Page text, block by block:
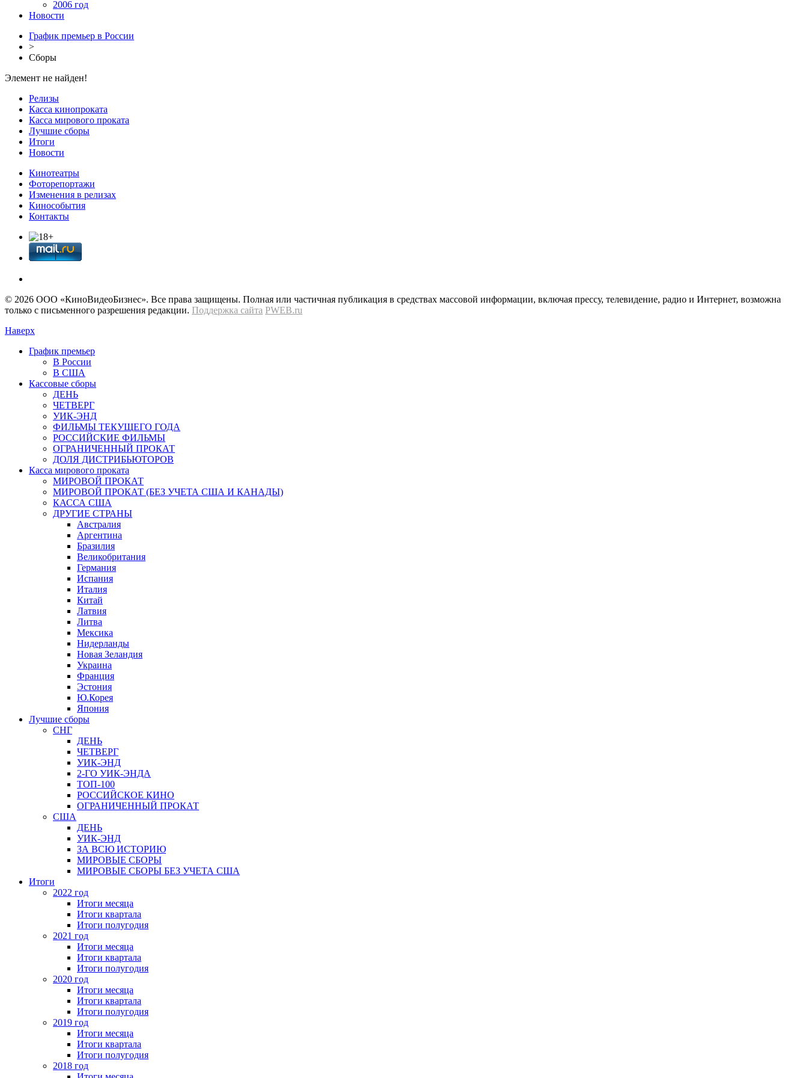
2006 год
Новости
График премьер в России
>
Сборы
Элемент не найден!
Релизы
Касса кинопроката
Касса мирового проката
Лучшие сборы
Итоги
Новости
Кинотеатры
Фоторепортажи
Изменения в релизах
Кинособытия
Контакты
© 2026 OOО «КиноВидеоБизнес». Все права защищены. Полная или частичная публикация в средствах массовой информации, включая прессу, телевидение, радио и Интернет, возможна
только с письменного разрешения редакции. Поддержка сайта PWEB.ru
Наверх
График премьер
В России
В США
Кассовые сборы
ДЕНЬ
ЧЕТВЕРГ
УИК-ЭНД
ФИЛЬМЫ ТЕКУЩЕГО ГОДА
РОССИЙСКИЕ ФИЛЬМЫ
ОГРАНИЧЕННЫЙ ПРОКАТ
ДОЛЯ ДИСТРИБЬЮТОРОВ
Касса мирового проката
МИРОВОЙ ПРОКАТ
МИРОВОЙ ПРОКАТ (БЕЗ УЧЕТА США И КАНАДЫ)
КАССА США
ДРУГИЕ СТРАНЫ
Австралия
Аргентина
Бразилия
Великобритания
Германия
Испания
Италия
Китай
Латвия
Литва
Мексика
Нидерланды
Новая Зеландия
Украина
Франция
Эстония
Ю.Корея
Япония
Лучшие сборы
СНГ
ДЕНЬ
ЧЕТВЕРГ
УИК-ЭНД
2-ГО УИК-ЭНДА
ТОП-100
РОССИЙСКОЕ КИНО
ОГРАНИЧЕННЫЙ ПРОКАТ
США
ДЕНЬ
УИК-ЭНД
ЗА ВСЮ ИСТОРИЮ
МИРОВЫЕ СБОРЫ
МИРОВЫЕ СБОРЫ БЕЗ УЧЕТА США
Итоги
2022 год
Итоги месяца
Итоги квартала
Итоги полугодия
2021 год
Итоги месяца
Итоги квартала
Итоги полугодия
2020 год
Итоги месяца
Итоги квартала
Итоги полугодия
2019 год
Итоги месяца
Итоги квартала
Итоги полугодия
2018 год